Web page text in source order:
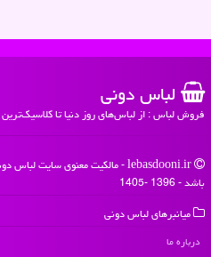
لباس دونی
فروش لباس : از لباس‌های روز دنیا تا
باشد - 1396 -1405
میانبرهای لباس دونی
درباره ما